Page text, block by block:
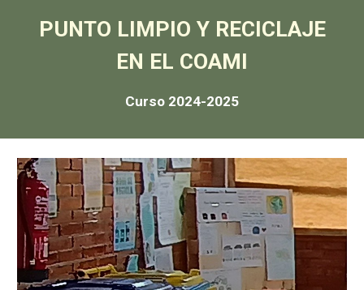
PUNTO LIMPIO Y RECICLAJE
EN EL COAMI
Curso 2024-2025